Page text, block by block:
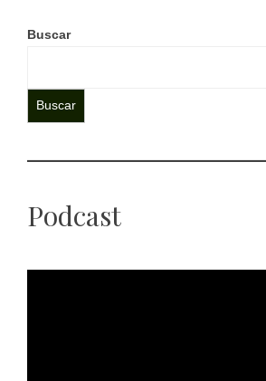
Buscar
Buscar
Podcast